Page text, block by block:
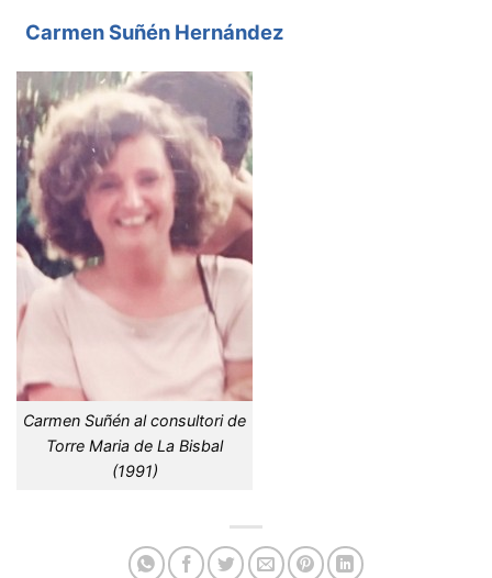
Carmen Suñén Hernández
Carmen Suñén al consultori de
Torre Maria de La Bisbal
(1991)